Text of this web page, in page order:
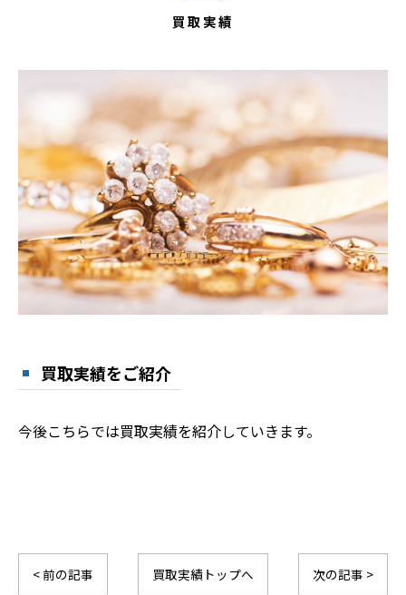
買取実績
買取実績をご紹介
今後こちらでは買取実績を紹介していきます。
< 前の記事 買取実績トップへ 次の記事 >